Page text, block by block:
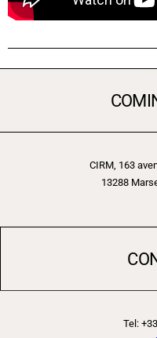
CIRM, 163
13288
Tel: